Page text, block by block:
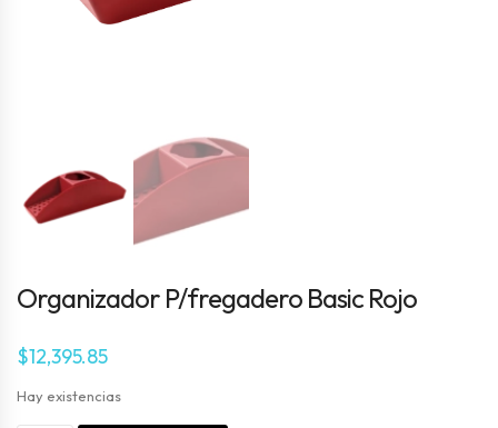
Organizador P/fregadero Basic Rojo
$12,395.85
Hay existencias